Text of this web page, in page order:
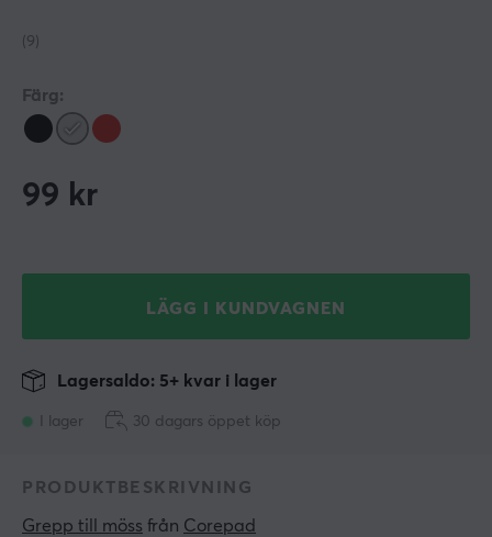
(9)
Färg:
99 kr
LÄGG I KUNDVAGNEN
I lager
Lagersaldo: 5+ kvar i lager
30 dagars öppet köp
PRODUKTBESKRIVNING
Grepp till möss från Corepad